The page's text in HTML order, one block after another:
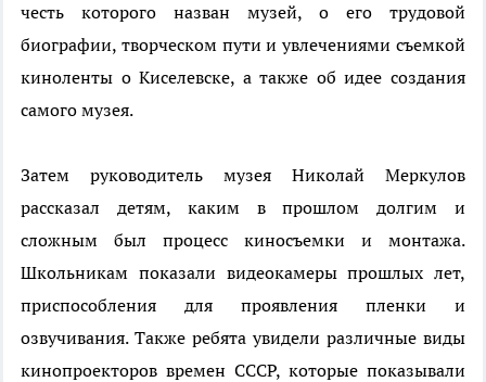
честь которого назван музей, о его трудовой
биографии, творческом пути и увлечениями съемкой
киноленты о Киселевске, а также об идее создания
самого музея.
Затем руководитель музея Николай Меркулов
рассказал детям, каким в прошлом долгим и
сложным был процесс киносъемки и монтажа.
Школьникам показали видеокамеры прошлых лет,
приспособления для проявления пленки и
озвучивания. Также ребята увидели различные виды
кинопроекторов времен СССР, которые показывали